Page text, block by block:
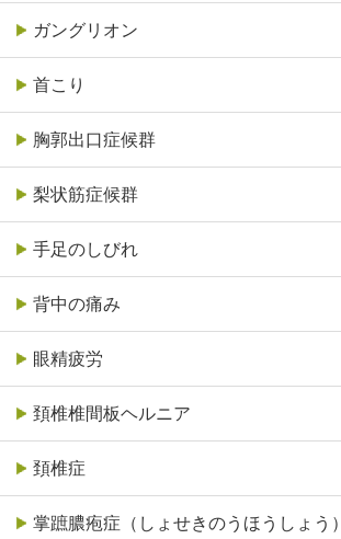
ガングリオン
首こり
胸郭出口症候群
梨状筋症候群
手足のしびれ
背中の痛み
眼精疲労
頚椎椎間板ヘルニア
頚椎症
掌蹠膿疱症（しょせきのうほうしょう）